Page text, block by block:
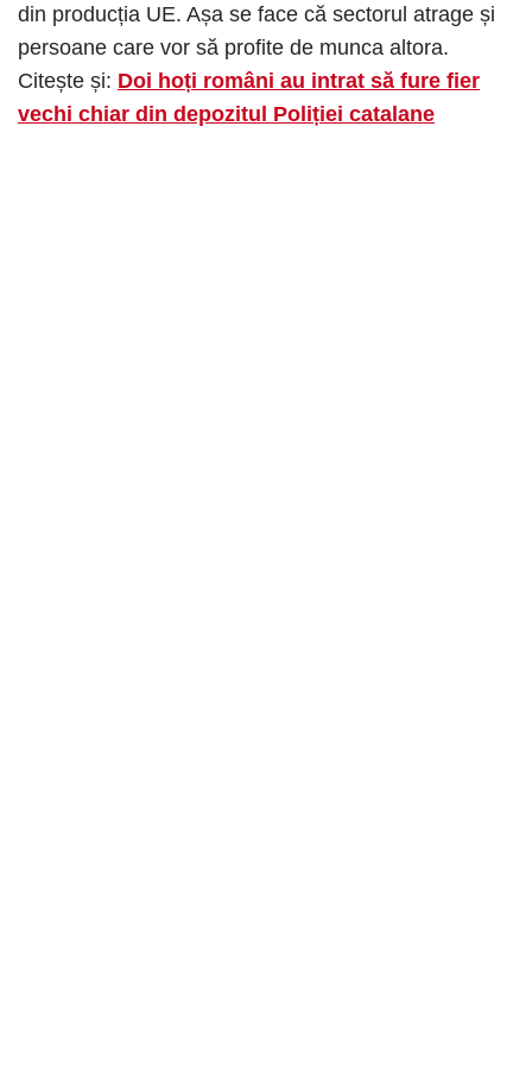
din producția UE. Așa se face că sectorul atrage și
persoane care vor să profite de munca altora.
Citește și: Doi hoți români au intrat să fure fier
vechi chiar din depozitul Poliției catalane